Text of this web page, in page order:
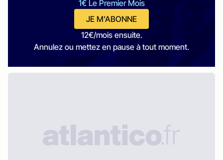
1€ Le Premier Mois
JE M'ABONNE
12€/mois ensuite.
Annulez ou mettez en pause à tout moment.